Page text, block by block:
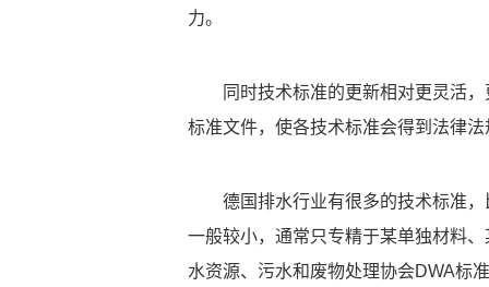
力。
同时技术标准的更新相对更灵活
标准文件，使各技术标准会得到法律
德国排水行业有很多的技术标准
一般较小，通常只专精于某单独材料
水资源、污水和废物处理协会DWA标